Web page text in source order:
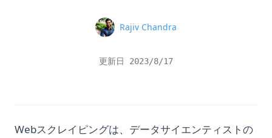
Name
Rajiv Chandra
更新日 2023/8/17
Webスクレイピングは、データサイエンティストの